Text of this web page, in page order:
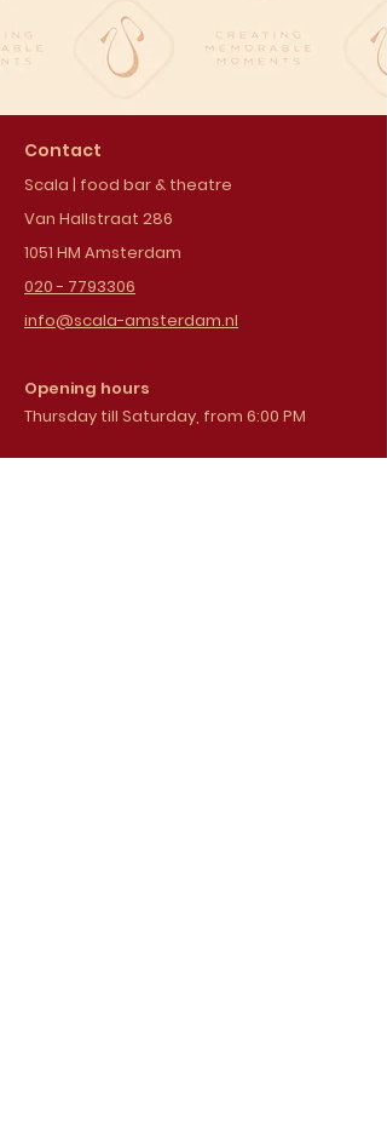
Contact
Scala | food bar & theatre
Van Hallstraat 286
1051 HM Amsterdam
020 - 7793306
info@scala-amsterdam.nl
Opening hours
Thursday till Saturday, from 6:00 PM